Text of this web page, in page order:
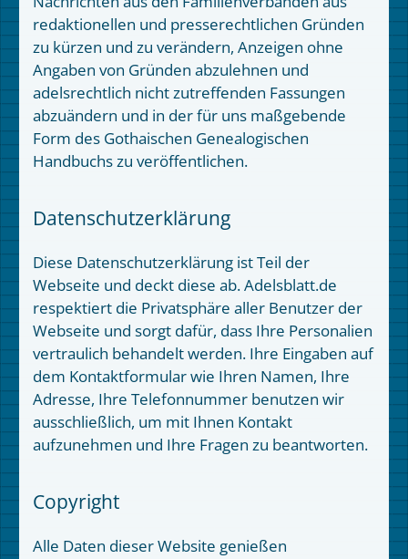
redaktionellen und presserechtlichen Gründen
zu kürzen und zu verändern, Anzeigen ohne
Angaben von Gründen abzulehnen und
adelsrechtlich nicht zutreffenden Fassungen
abzuändern und in der für uns maßgebende
Form des Gothaischen Genealogischen
Handbuchs zu veröffentlichen.
Datenschutzerklärung
Diese Datenschutzerklärung ist Teil der
Webseite und deckt diese ab. Adelsblatt.de
respektiert die Privatsphäre aller Benutzer der
Webseite und sorgt dafür, dass Ihre Personalien
vertraulich behandelt werden. Ihre Eingaben auf
dem Kontaktformular wie Ihren Namen, Ihre
Adresse, Ihre Telefonnummer benutzen wir
ausschließlich, um mit Ihnen Kontakt
aufzunehmen und Ihre Fragen zu beantworten.
Copyright
Alle Daten dieser Website genießen